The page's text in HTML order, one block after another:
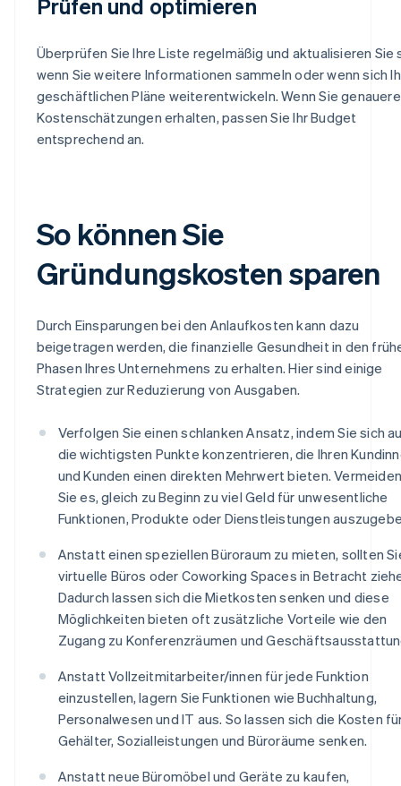
Überprüfen Sie Ihre Liste regelmäßig und aktualisieren Sie
wenn Sie weitere Informationen sammeln oder wenn sich
geschäftlichen Pläne weiterentwickeln. Wenn Sie genauere
Kostenschätzungen erhalten, passen Sie Ihr Budget
entsprechend an.
So können Sie
Gründungskosten sparen
Durch Einsparungen bei den Anlaufkosten kann dazu
beigetragen werden, die finanzielle Gesundheit in den
Phasen Ihres Unternehmens zu erhalten. Hier sind einige
Strategien zur Reduzierung von Ausgaben.
Verfolgen Sie einen schlanken Ansatz, indem Sie sich
die wichtigsten Punkte konzentrieren, die Ihren
und Kunden einen direkten Mehrwert bieten. Vermeiden
Sie es, gleich zu Beginn zu viel Geld für unwesentliche
Funktionen, Produkte oder Dienstleistungen
Anstatt einen speziellen Büroraum zu mieten, sollten
virtuelle Büros oder Coworking Spaces in Betracht
Dadurch lassen sich die Mietkosten senken und diese
Möglichkeiten bieten oft zusätzliche Vorteile wie den
Zugang zu Konferenzräumen und
Anstatt Vollzeitmitarbeiter/innen für jede Funktion
einzustellen, lagern Sie Funktionen wie Buchhaltung,
Personalwesen und IT aus. So lassen sich die Kosten
Gehälter, Sozialleistungen und Büroräume senken.
Anstatt neue Büromöbel und Geräte zu kaufen,